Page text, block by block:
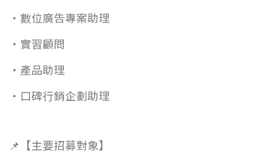
・數位廣告專案助理
・實習顧問
・產品助理
・口碑行銷企劃助理
📌【主要招募對象】